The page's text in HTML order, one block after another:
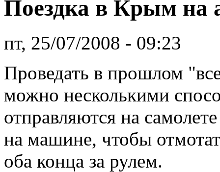
Поездка в Крым на
пт, 25/07/2008 - 09:23
Проведать в прошлом
можно несколькими
отправляются на
на машине, чтобы
оба конца за рулем.